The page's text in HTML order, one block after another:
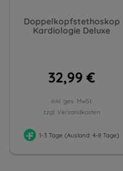
Doppelkopfstethoskop
Kardiologie Deluxe
32,99 €
inkl. ges. MwSt.
zzgl. Versandkosten
1-3 Tage (Ausland: 4-8 Tage)